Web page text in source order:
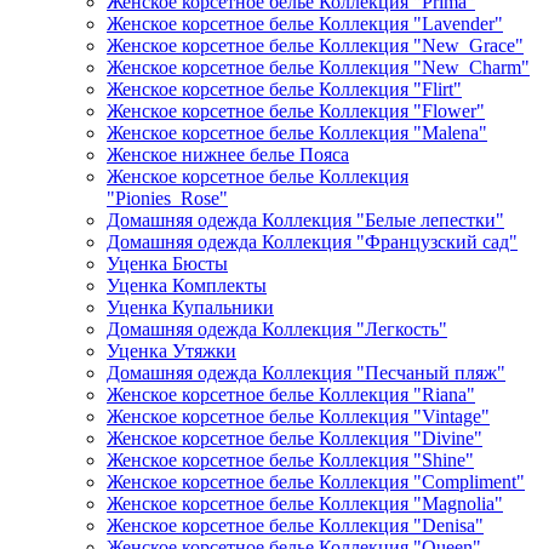
Женское корсетное белье Коллекция "Lavender"
Женское корсетное белье Коллекция "New_Grace"
Женское корсетное белье Коллекция "New_Charm"
Женское корсетное белье Коллекция "Flirt"
Женское корсетное белье Коллекция "Flower"
Женское корсетное белье Коллекция "Malena"
Женское нижнее белье Пояса
Женское корсетное белье Коллекция
"Pionies_Rose"
Домашняя одежда Коллекция "Белые лепестки"
Домашняя одежда Коллекция "Французский сад"
Уценка Бюсты
Уценка Комплекты
Уценка Купальники
Домашняя одежда Коллекция "Легкость"
Уценка Утяжки
Домашняя одежда Коллекция "Песчаный пляж"
Женское корсетное белье Коллекция "Riana"
Женское корсетное белье Коллекция "Vintage"
Женское корсетное белье Коллекция "Divine"
Женское корсетное белье Коллекция "Shine"
Женское корсетное белье Коллекция "Compliment"
Женское корсетное белье Коллекция "Magnolia"
Женское корсетное белье Коллекция "Denisa"